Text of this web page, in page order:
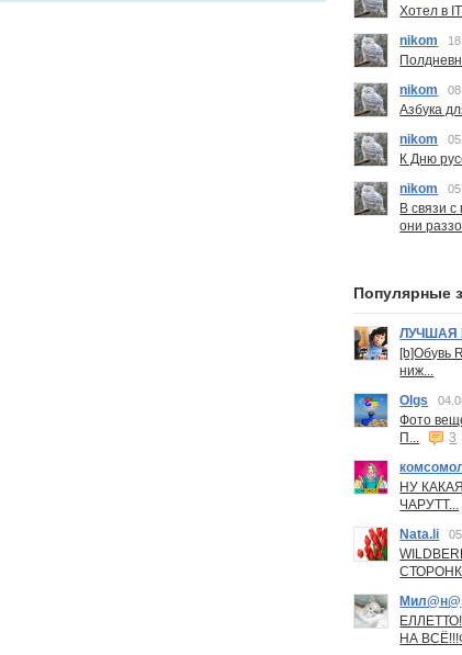
Хотел в
nikom
nikom
Азбука
nikom
К Дню
nikom
В связи
они
Популярные
ЛУЧШАЯ
[b]Обувь
ниж...
Olgs
Фото
П...
3
НУ
ЧАРУТТ...
Nata.li
Мил@н@
НА